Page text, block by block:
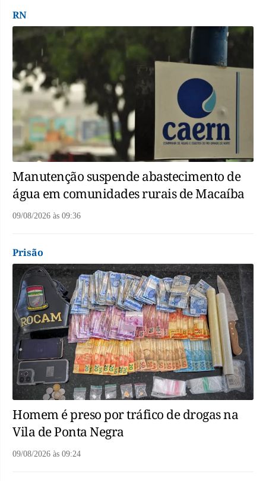
RN
Manutenção suspende abastecimento de
água em comunidades rurais de Macaíba
09/08/2026 às 09:36
Prisão
Homem é preso por tráfico de drogas na
Vila de Ponta Negra
09/08/2026 às 09:24